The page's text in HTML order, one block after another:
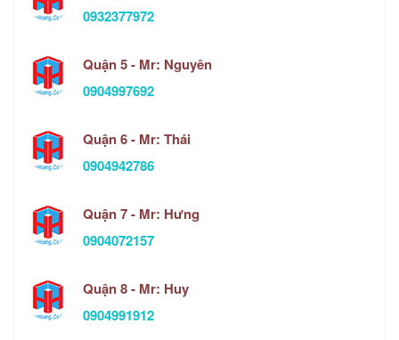
0932377972
Quận 5 - Mr: Nguyên
0904997692
Quận 6 - Mr: Thái
0904942786
Quận 7 - Mr: Hưng
0904072157
Quận 8 - Mr: Huy
0904991912